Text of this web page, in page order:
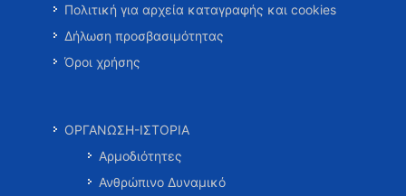
Πολιτική για αρχεία καταγραφής και cookies
Δήλωση προσβασιμότητας
Όροι χρήσης
ΟΡΓΑΝΩΣΗ-ΙΣΤΟΡΙΑ
Αρμοδιότητες
Ανθρώπινο Δυναμικό